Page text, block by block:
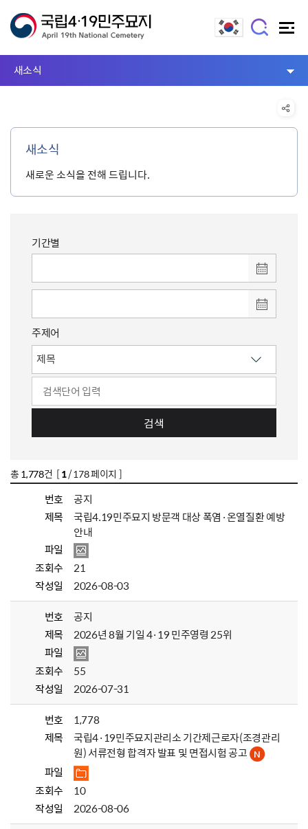
새소식
새소식
새로운 소식을 전해 드립니다.
기간별
주제어
검색
총 1,778건 [1/ 178 페이지 ]
번호
공지
제목
국립4.19민주묘지 방문객 대상 폭염·온열질환 예방
안내
파일
조회수
21
작성일
2026-08-03
번호
공지
제목
2026년 8월 기일 4·19 민주영령 25위
파일
조회수
55
작성일
2026-07-31
번호
1,778
제목
국립4·19민주묘지관리소 기간제근로자(조경관리
원) 서류전형 합격자 발표 및 면접시험 공고
파일
조회수
10
작성일
2026-08-06